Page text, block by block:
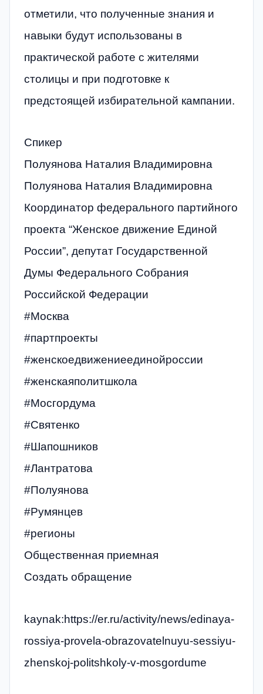
отметили, что полученные знания и
навыки будут использованы в
практической работе с жителями
столицы и при подготовке к
предстоящей избирательной кампании.
Спикер
Полуянова Наталия Владимировна
Полуянова Наталия Владимировна
Координатор федерального партийного
проекта “Женское движение Единой
России”, депутат Государственной
Думы Федерального Собрания
Российской Федерации
#Москва
#партпроекты
#женскоедвижениеединойроссии
#женскаяполитшкола
#Мосгордума
#Святенко
#Шапошников
#Лантратова
#Полуянова
#Румянцев
#регионы
Общественная приемная
Создать обращение
kaynak:https://er.ru/activity/news/edinaya-
rossiya-provela-obrazovatelnuyu-sessiyu-
zhenskoj-politshkoly-v-mosgordume